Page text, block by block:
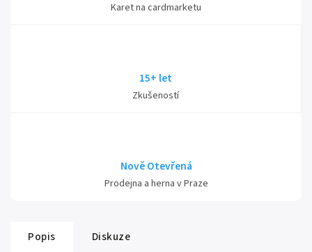
Karet na cardmarketu
15+ let
Zkušeností
Nově Otevřená
Prodejna a herna v Praze
Popis Diskuze